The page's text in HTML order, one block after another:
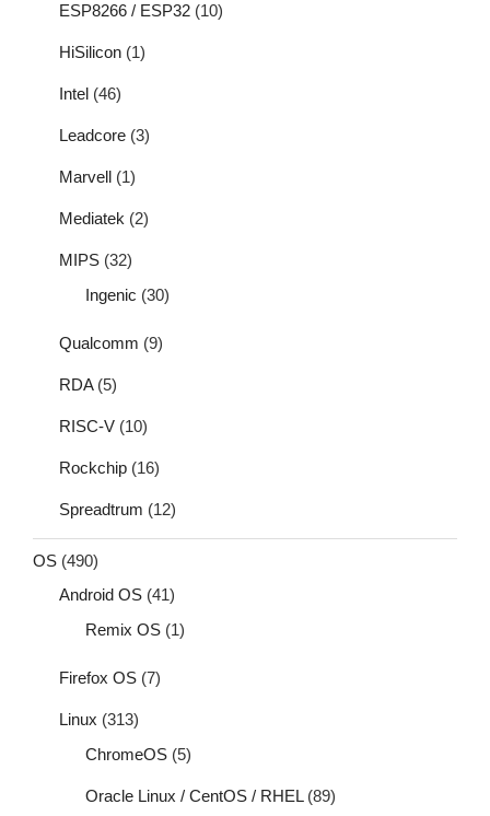
ESP8266 / ESP32 (10)
HiSilicon (1)
Intel (46)
Leadcore (3)
Marvell (1)
Mediatek (2)
MIPS (32)
Ingenic (30)
Qualcomm (9)
RDA(5)
RISC-V (10)
Rockchip (16)
Spreadtrum (12)
OS (490)
Android OS (41)
Remix OS (1)
Firefox OS (7)
Linux (313)
ChromeOS (5)
Oracle Linux / CentOS / RHEL(89)